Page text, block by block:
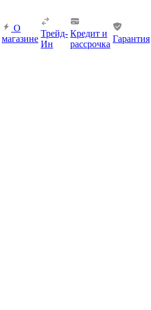
О
магазине
Трейд-
Ин
Кредит и
рассрочка
Гарантия